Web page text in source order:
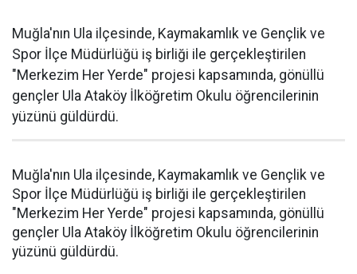
Muğla'nın Ula ilçesinde, Kaymakamlık ve Gençlik ve
Spor İlçe Müdürlüğü iş birliği ile gerçekleştirilen
"Merkezim Her Yerde" projesi kapsamında, gönüllü
gençler Ula Ataköy İlköğretim Okulu öğrencilerinin
yüzünü güldürdü.
Muğla'nın Ula ilçesinde, Kaymakamlık ve Gençlik ve
Spor İlçe Müdürlüğü iş birliği ile gerçekleştirilen
"Merkezim Her Yerde" projesi kapsamında, gönüllü
gençler Ula Ataköy İlköğretim Okulu öğrencilerinin
yüzünü güldürdü.